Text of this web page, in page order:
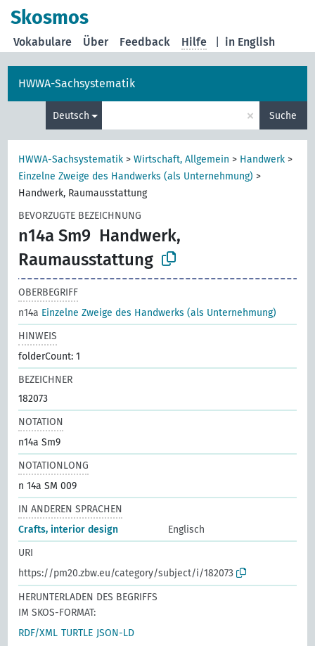
Skosmos
in English
Vokabulare Über Feedback Hilfe
HWWA-Sachsystematik
Deutsch × Suche
HWWA-Sachsystematik >Wirtschaft, Allgemein > Handwerk >
Einzelne Zweige des Handwerks (als Unternehmung) >
Handwerk, Raumausstattung
BEVORZUGTE BEZEICHNUNG
n14a Sm9 Handwerk,
Raumausstattung
OBERBEGRIFF
n14a Einzelne Zweige des Handwerks (als Unternehmung)
HINWEIS
folderCount: 1
BEZEICHNER
182073
NOTATION
n14a Sm9
NOTATIONLONG
n 14a SM 009
IN ANDEREN SPRACHEN
Crafts, interior design
Englisch
URI
https://pm20.zbw.eu/category/subject/i/182073
HERUNTERLADEN DES BEGRIFFS
IM SKOS-FORMAT:
RDF/XML TURTLE JSON-LD